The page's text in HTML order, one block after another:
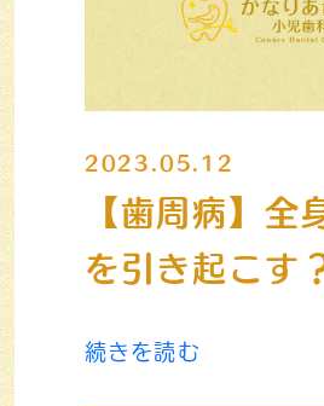
2023.05.12
【歯周病】全
を引き起こす
続きを読む